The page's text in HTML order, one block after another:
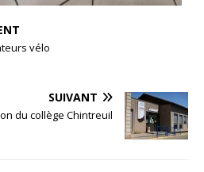
vélo
SUIVANT
du collège Chintreuil